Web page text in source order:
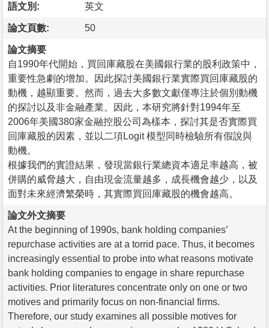
語文別: 英文
論文頁數: 50
論文摘要
自1990年代開始，買回庫藏股在美國銀行業的股利政策中，
重要性急劇的增加。因此探討美國銀行業實際買回庫藏股的
動機，越顯重要。然而，過去大多數文獻僅專注於個別動機
的探討以及非金融產業。因此，本研究將針對1994年至
2006年美國380家金融控股公司為樣本，探討其是否實際買
回庫藏股的因素，並以二項Logit 模型同時檢驗所有假說與
動機。
根據我們的實證結果，發現當銀行業總資本適足率越高，被
併購的威脅越大，自由現金流量越多，成長機會越少，以及
面對未來經濟繁榮時，其實際買回庫藏股的機會越高。
論文外文摘要
At the beginning of 1990s, bank holding companies’
repurchase activities are at a torrid pace. Thus, it becomes
increasingly essential to probe into what reasons motivate
bank holding companies to engage in share repurchase
activities. Prior literatures concentrate only on one or two
motives and primarily focus on non-financial firms.
Therefore, our study examines all possible motives for